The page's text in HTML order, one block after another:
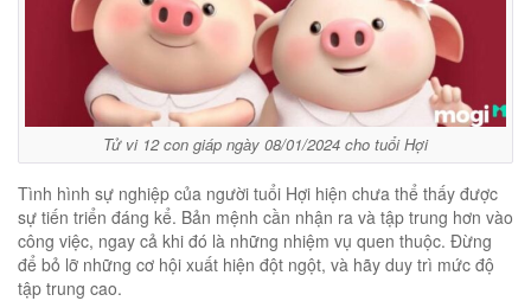
Tử vi 12 con giáp ngày 08/01/2024 cho tuổi Hợi
Tình hình sự nghiệp của người tuổi Hợi hiện chưa thể thấy được
sự tiến triển đáng kể. Bản mệnh cần nhận ra và tập trung hơn vào
công việc, ngay cả khi đó là những nhiệm vụ quen thuộc. Đừng
để bỏ lỡ những cơ hội xuất hiện đột ngột, và hãy duy trì mức độ
tập trung cao.